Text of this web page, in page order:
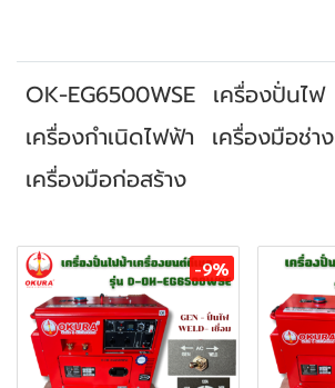
OK-EG6500WSE เครื่องปั่นไฟ
เครื่องกำเนิดไฟฟ้า เครื่องมือช่าง
เครื่องมือก่อสร้าง
-9%